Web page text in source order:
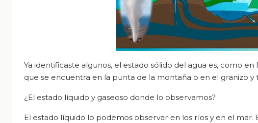
Ya identificaste algunos, el estado sólido del agua es, como
que se encuentra en la punta de la montaña o en el granizo
¿El estado líquido y gaseoso donde lo observamos?
El estado líquido lo podemos observar en los ríos y en el mar.